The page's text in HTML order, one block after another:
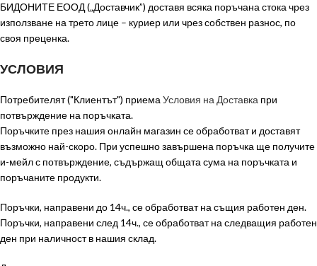
БИДОНИТЕ ЕООД („Доставчик”) доставя всяка поръчана стока чрез
използване на трето лице – куриер или чрез собствен разнос, по
своя преценка.
УСЛОВИЯ
Потребителят ("Клиентът") приема Условия на Доставка при
потвърждение на поръчката.
Поръчките през нашия онлайн магазин се обработват и доставят
възможно най-скоро. При успешно завършена поръчка ще получите
и-мейл с потвърждение, съдържащ общата сума на поръчката и
поръчаните продукти.
Поръчки, направени до 14ч., се обработват на същия работен ден.
Поръчки, направени след 14ч., се обработват на следващия работен
ден при наличност в нашия склад.